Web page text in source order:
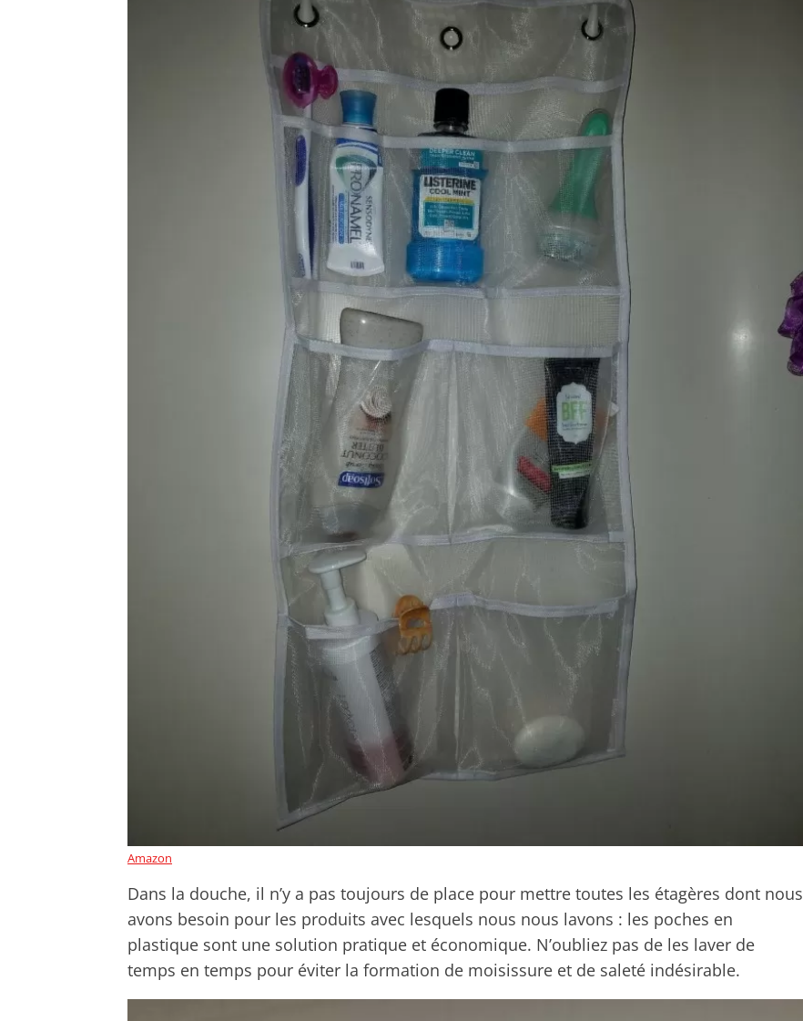
Amazon
Dans la douche, il n’y a pas toujours de place pour mettre toutes les étagères dont nous
avons besoin pour les produits avec lesquels nous nous lavons : les poches en
plastique sont une solution pratique et économique. N’oubliez pas de les laver de
temps en temps pour éviter la formation de moisissure et de saleté indésirable.